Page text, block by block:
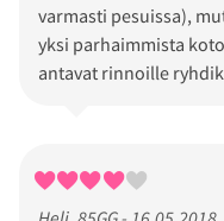
varmasti pesuissa),
yksi parhaimmista
antavat rinnoille